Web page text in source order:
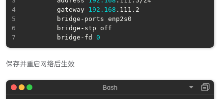
        gateway
192.168 .111.2
        bridge-ports enp2s0
        bridge-stp off
        bridge-fd
0
保存并重启网络后生效